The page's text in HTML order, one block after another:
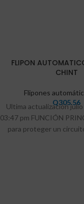
FLIPON
CHINT
Flipones
Q305.56
Ultima actualización
03:47 pm FUNCIÓN
para proteger un